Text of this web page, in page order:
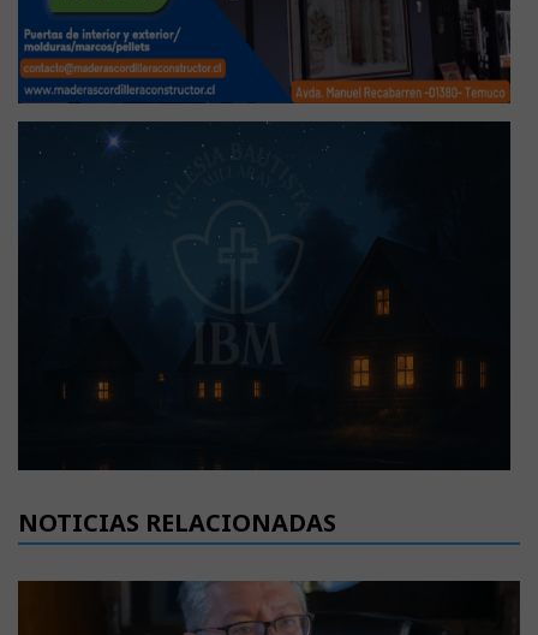
NOTICIAS RELACIONADAS